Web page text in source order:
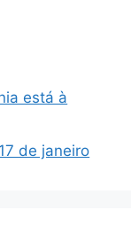
está à
de janeiro